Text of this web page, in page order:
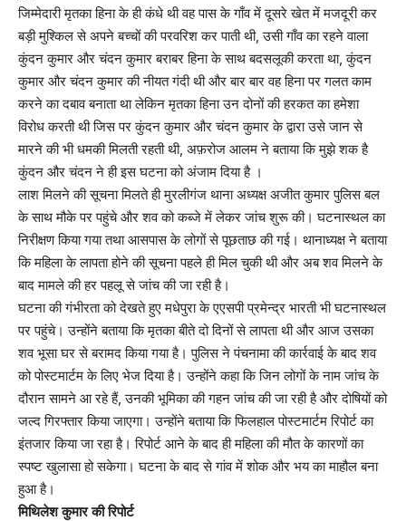
जिम्मेदारी मृतका हिना के ही कंधे थी वह पास के गाँव में दूसरे खेत में मजदूरी कर
बड़ी मुश्किल से अपने बच्चों की परवरिश कर पाती थी, उसी गाँव का रहने वाला
कुंदन कुमार और चंदन कुमार बराबर हिना के साथ बदसलूकी करता था, कुंदन
कुमार और चंदन कुमार की नीयत गंदी थी और बार बार वह हिना पर गलत काम
करने का दबाव बनाता था लेकिन मृतका हिना उन दोनों की हरकत का हमेशा
विरोध करती थी जिस पर कुंदन कुमार और चंदन कुमार के द्वारा उसे जान से
मारने की भी धमकी मिलती रहती थी, अफ़रोज आलम ने बताया कि मुझे शक है
कुंदन और चंदन ने ही इस घटना को अंजाम दिया है ।
लाश मिलने की सूचना मिलते ही मुरलीगंज थाना अध्यक्ष अजीत कुमार पुलिस बल
के साथ मौके पर पहुंचे और शव को कब्जे में लेकर जांच शुरू की। घटनास्थल का
निरीक्षण किया गया तथा आसपास के लोगों से पूछताछ की गई। थानाध्यक्ष ने बताया
कि महिला के लापता होने की सूचना पहले ही मिल चुकी थी और अब शव मिलने के
बाद मामले की हर पहलू से जांच की जा रही है।
घटना की गंभीरता को देखते हुए मधेपुरा के एएसपी प्रमेन्द्र भारती भी घटनास्थल
पर पहुंचे। उन्होंने बताया कि मृतका बीते दो दिनों से लापता थी और आज उसका
शव भूसा घर से बरामद किया गया है। पुलिस ने पंचनामा की कार्रवाई के बाद शव
को पोस्टमार्टम के लिए भेज दिया है। उन्होंने कहा कि जिन लोगों के नाम जांच के
दौरान सामने आ रहे हैं, उनकी भूमिका की गहन जांच की जा रही है और दोषियों को
जल्द गिरफ्तार किया जाएगा। उन्होंने बताया कि फिलहाल पोस्टमार्टम रिपोर्ट का
इंतजार किया जा रहा है। रिपोर्ट आने के बाद ही महिला की मौत के कारणों का
स्पष्ट खुलासा हो सकेगा। घटना के बाद से गांव में शोक और भय का माहौल बना
हुआ है।
मिथिलेश कुमार की रिपोर्ट